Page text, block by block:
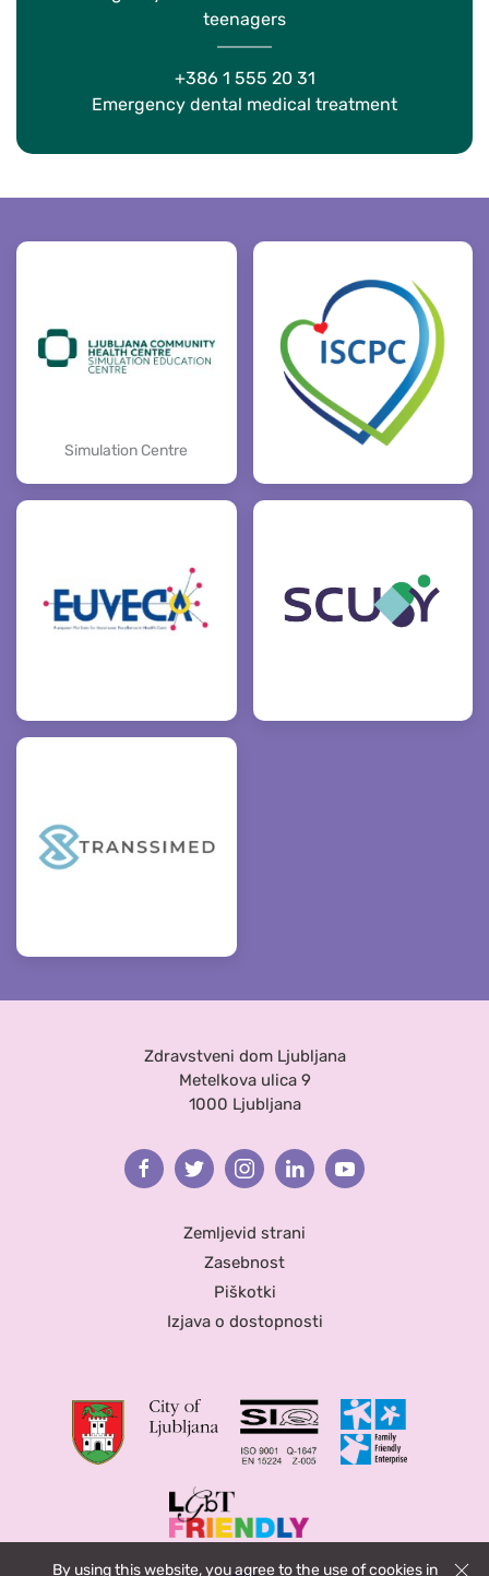
teenagers
+386 1 555 20 31
Emergency dental medical treatment
Simulation Centre
Zdravstveni dom Ljubljana
Metelkova ulica 9
1000 Ljubljana
FacebookTwitterInstagramLinkedinYoutube
Zemljevid strani
Zasebnost
Piškotki
Izjava o dostopnosti
By using this website, you agree to the use of cookies in Zapri